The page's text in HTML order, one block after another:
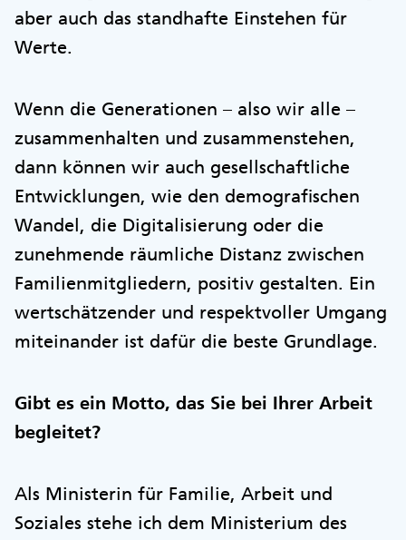
aber auch das standhafte Einstehen für
Werte.
Wenn die Generationen – also wir alle –
zusammenhalten und zusammenstehen,
dann können wir auch gesellschaftliche
Entwicklungen, wie den demografischen
Wandel, die Digitalisierung oder die
zunehmende räumliche Distanz zwischen
Familienmitgliedern, positiv gestalten. Ein
wertschätzender und respektvoller Umgang
miteinander ist dafür die beste Grundlage.
Gibt es ein Motto, das Sie bei Ihrer Arbeit
begleitet?
Als Ministerin für Familie, Arbeit und
Soziales stehe ich dem Ministerium des